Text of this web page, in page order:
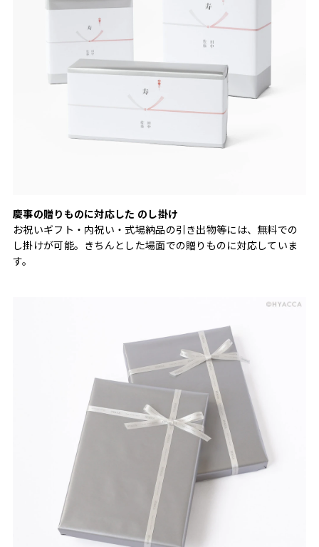
慶事の贈りものに対応した のし掛け
お祝いギフト・内祝い・式場納品の引き出物等には、無料での
し掛けが可能。きちんとした場面での贈りものに対応していま
す。